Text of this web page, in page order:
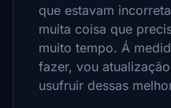
que estavam
muita coisa que
muito tempo. Á
fazer, vou
usufruir dessas